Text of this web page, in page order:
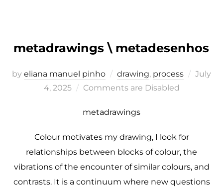
metadrawings \ metadesenhos
by eliana manuel pinho drawing, process
Posted
July
4, 2025
Comments are Disabled
metadrawings
Colour motivates my drawing, I look for
relationships between blocks of colour, the
vibrations of the encounter of similar colours, and
contrasts. It is a continuum where new questions